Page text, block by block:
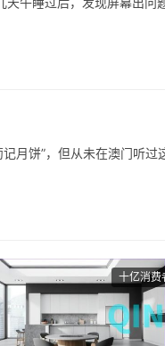
拍的。
月饼”，但从未在澳门听过
广内容里多次出现“澳门老
十亿消费